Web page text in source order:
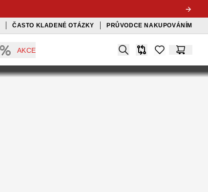
ČASTO KLADENÉ OTÁZKY PRŮVODCE NAKUPOVÁNÍM
AKCE Search
Srovnávačitems inKošík